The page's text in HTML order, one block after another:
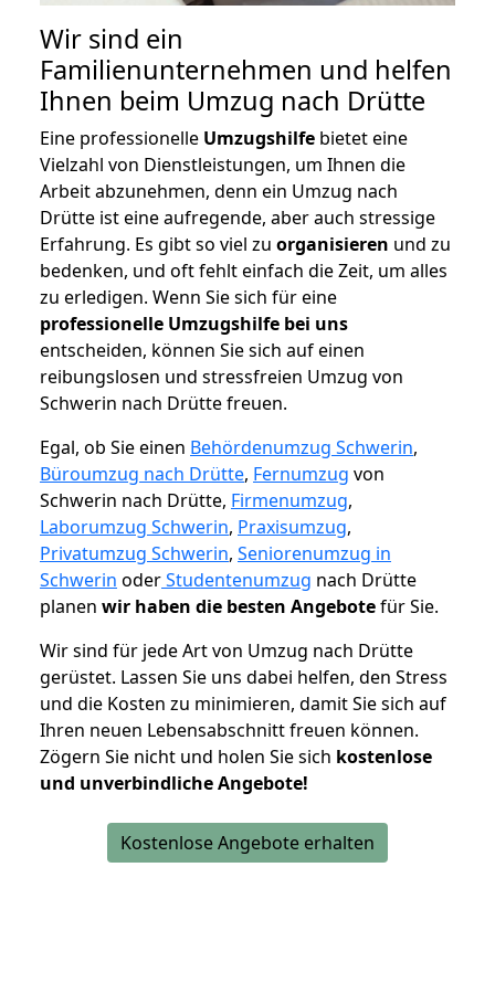
Wir sind ein
Familienunternehmen und helfen
Ihnen beim Umzug nach Drütte
Eine professionelle Umzugshilfe bietet eine
Vielzahl von Dienstleistungen, um Ihnen die
Arbeit abzunehmen, denn ein Umzug nach
Drütte ist eine aufregende, aber auch stressige
Erfahrung. Es gibt so viel zu organisieren und zu
bedenken, und oft fehlt einfach die Zeit, um alles
zu erledigen. Wenn Sie sich für eine
professionelle Umzugshilfe bei uns
entscheiden, können Sie sich auf einen
reibungslosen und stressfreien Umzug von
Schwerin nach Drütte freuen.
Egal, ob Sie einen Behördenumzug Schwerin,
Büroumzug nach Drütte, Fernumzug von
Schwerin nach Drütte, Firmenumzug,
Laborumzug Schwerin, Praxisumzug,
Privatumzug Schwerin, Seniorenumzug in
Schwerin oderStudentenumzug nach Drütte
planen wir haben die besten Angebotefür Sie.
Wir sind für jede Art von Umzug nach Drütte
gerüstet. Lassen Sie uns dabei helfen, den Stress
und die Kosten zu minimieren, damit Sie sich auf
Ihren neuen Lebensabschnitt freuen können.
Zögern Sie nicht und holen Sie sich kostenlose
und unverbindliche Angebote!
Kostenlose Angebote erhalten